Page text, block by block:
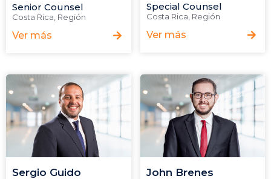
Senior Counsel
Costa Rica, Región
Ver más
Special Counsel
Costa Rica, Región
Ver más
Sergio Guido John Brenes